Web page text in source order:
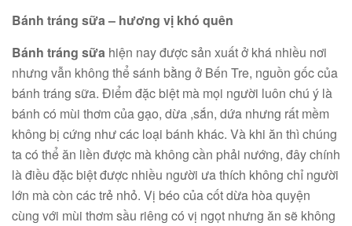
Bánh tráng sữa – hương vị khó quên
Bánh tráng sữa hiện nay được sản xuất ở khá nhiều nơi
nhưng vẫn không thể sánh bằng ở Bến Tre, nguồn gốc của
bánh tráng sữa. Điểm đặc biệt mà mọi người luôn chú ý là
bánh có mùi thơm của gạo, dừa ,sắn, dứa nhưng rất mềm
không bị cứng như các loại bánh khác. Và khi ăn thì chúng
ta có thể ăn liền được mà không cần phải nướng, đây chính
là điều đặc biệt được nhiều người ưa thích không chỉ người
lớn mà còn các trẻ nhỏ. Vị béo của cốt dừa hòa quyện
cùng với mùi thơm sầu riêng có vị ngọt nhưng ăn sẽ không